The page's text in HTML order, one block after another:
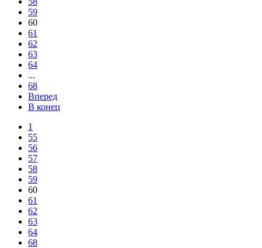
59
60
61
62
63
64
...
68
Вперед
В конец
1
55
56
57
58
59
60
61
62
63
64
68